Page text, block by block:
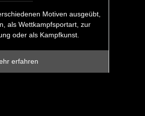
Motiven ausgeübt,
als Wettkampfsportart, zur
oder als Kampfkunst.
erfahren